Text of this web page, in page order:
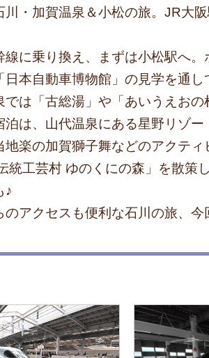
川・加賀温泉＆小松の旅。JR大
線に乗り換え、まずは小松駅へ
日本自動車博物館」の見学を通
では「古総湯」や「あいうえお
泊は、山代温泉にある星野リゾ
地楽の加賀獅子舞などのアクテ
統工芸村 ゆのくにの森」を散
♪
のアクセスも便利な石川の旅、